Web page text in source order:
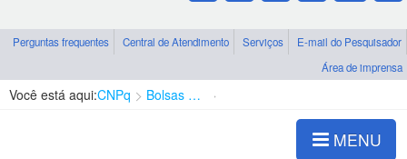
Perguntas frequentes Central de Atendimento Serviços
E-mail do Pesquisador
Área de imprensa
Você está aqui:CNPq Bolsas e Auxílios Vigentes
MENU